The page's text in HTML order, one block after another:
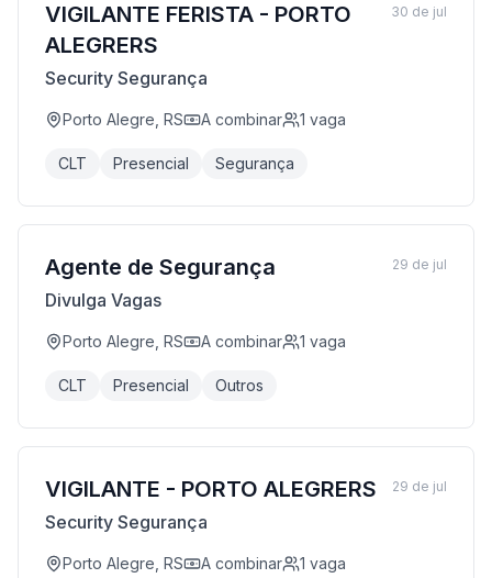
VIGILANTE FERISTA - PORTO
ALEGRERS
Security Segurança
Porto Alegre, RS A combinar 1 vaga
CLT Presencial Segurança
30 de jul
Agente de Segurança
Divulga Vagas
Porto Alegre, RS A combinar 1 vaga
CLT Presencial Outros
29 de jul
VIGILANTE - PORTO ALEGRERS
Security Segurança
Porto Alegre, RS A combinar 1 vaga
29 de jul